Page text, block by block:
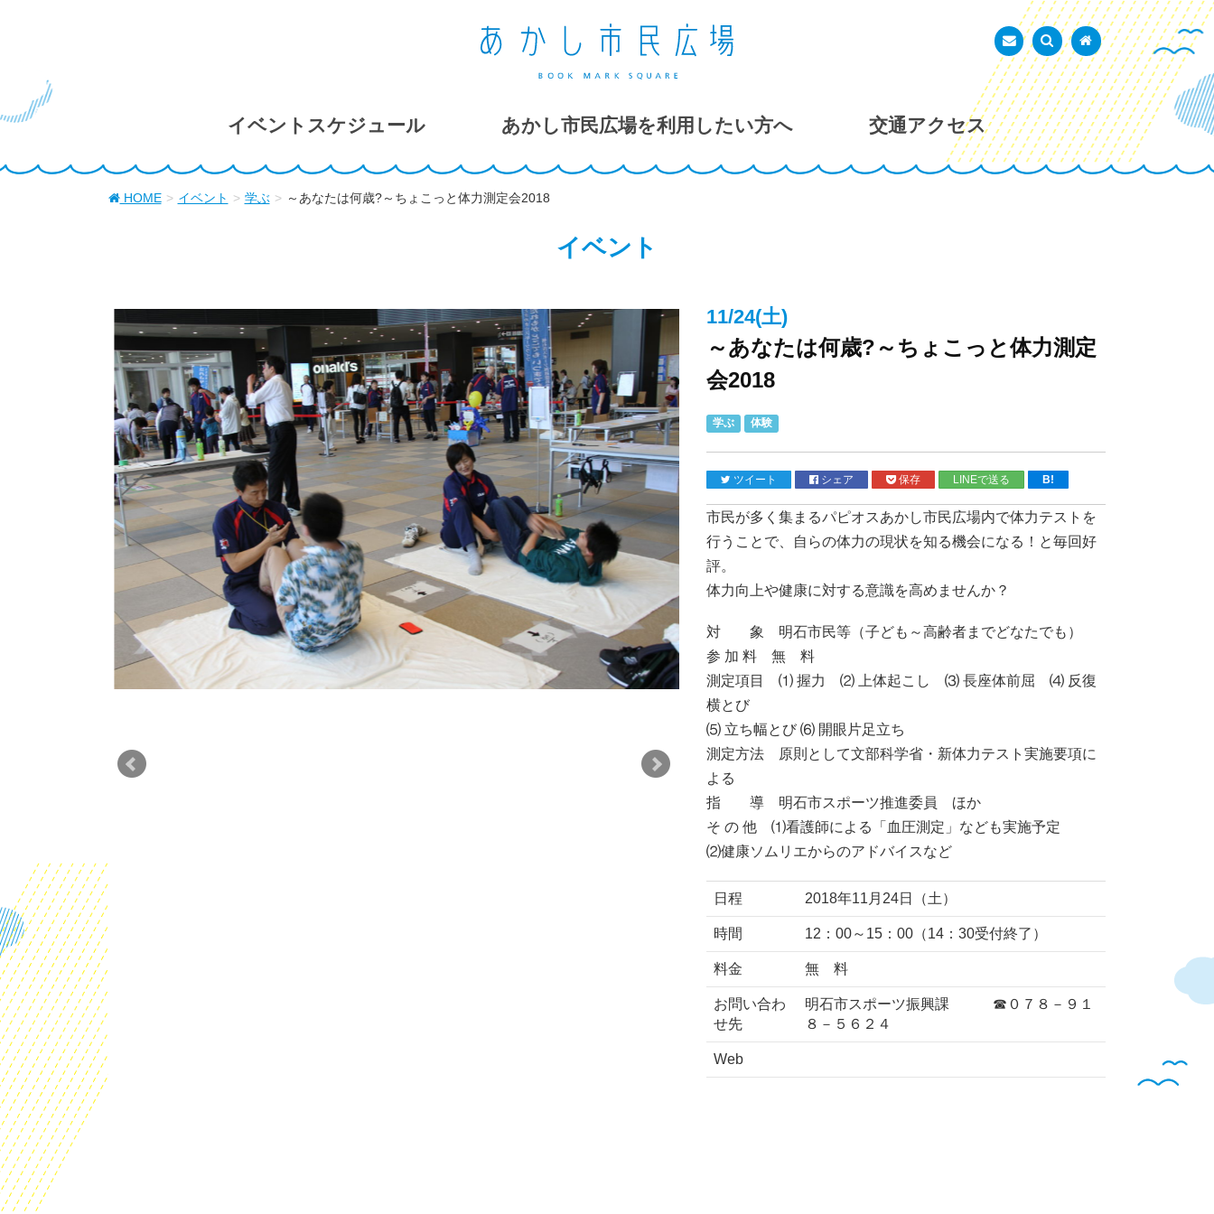
あかし市民広場
お問い合わせ
検索を表示トップページ
イベントスケジュール あかし市民広場を利用したい方へ 交通アクセス
HOME イベント 学ぶ ～あなたは何歳?～ちょこっと体力測定会2018
イベント
11/24(土)
～あなたは何歳?～ちょこっと体力測定
会2018
学ぶ 体験
ツイート シェア 保存 LINEで送る B!
市民が多く集まるパピオスあかし市民広場内で体力テストを
行うことで、自らの体力の現状を知る機会になる！と毎回好
評。
体力向上や健康に対する意識を高めませんか？
対 象 明石市民等（子ども～高齢者までどなたでも）
参 加 料 無 料
測定項目 ⑴ 握力 ⑵ 上体起こし ⑶ 長座体前屈 ⑷ 反復
横とび
⑸ 立ち幅とび ⑹ 開眼片足立ち
測定方法 原則として文部科学省・新体力テスト実施要項に
よる
指 導 明石市スポーツ推進委員 ほか
そ の 他 ⑴看護師による「血圧測定」なども実施予定
⑵健康ソムリエからのアドバイスなど
日程 2018年11月24日（土）
時間 12：00～15：00（14：30受付終了）
料金 無 料
お問い合わ
せ先
明石市スポーツ振興課 ☎０７８－９１
８－５６２４
Web